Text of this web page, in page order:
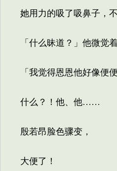
她用力的吸了吸鼻子，
「什么昧道？」他微觉
「我觉得恩恩他好像便
什么？！他、他……
殷若昂脸色骤变，
大便了！